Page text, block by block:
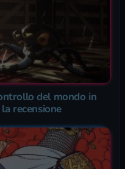
del mondo in
recensione